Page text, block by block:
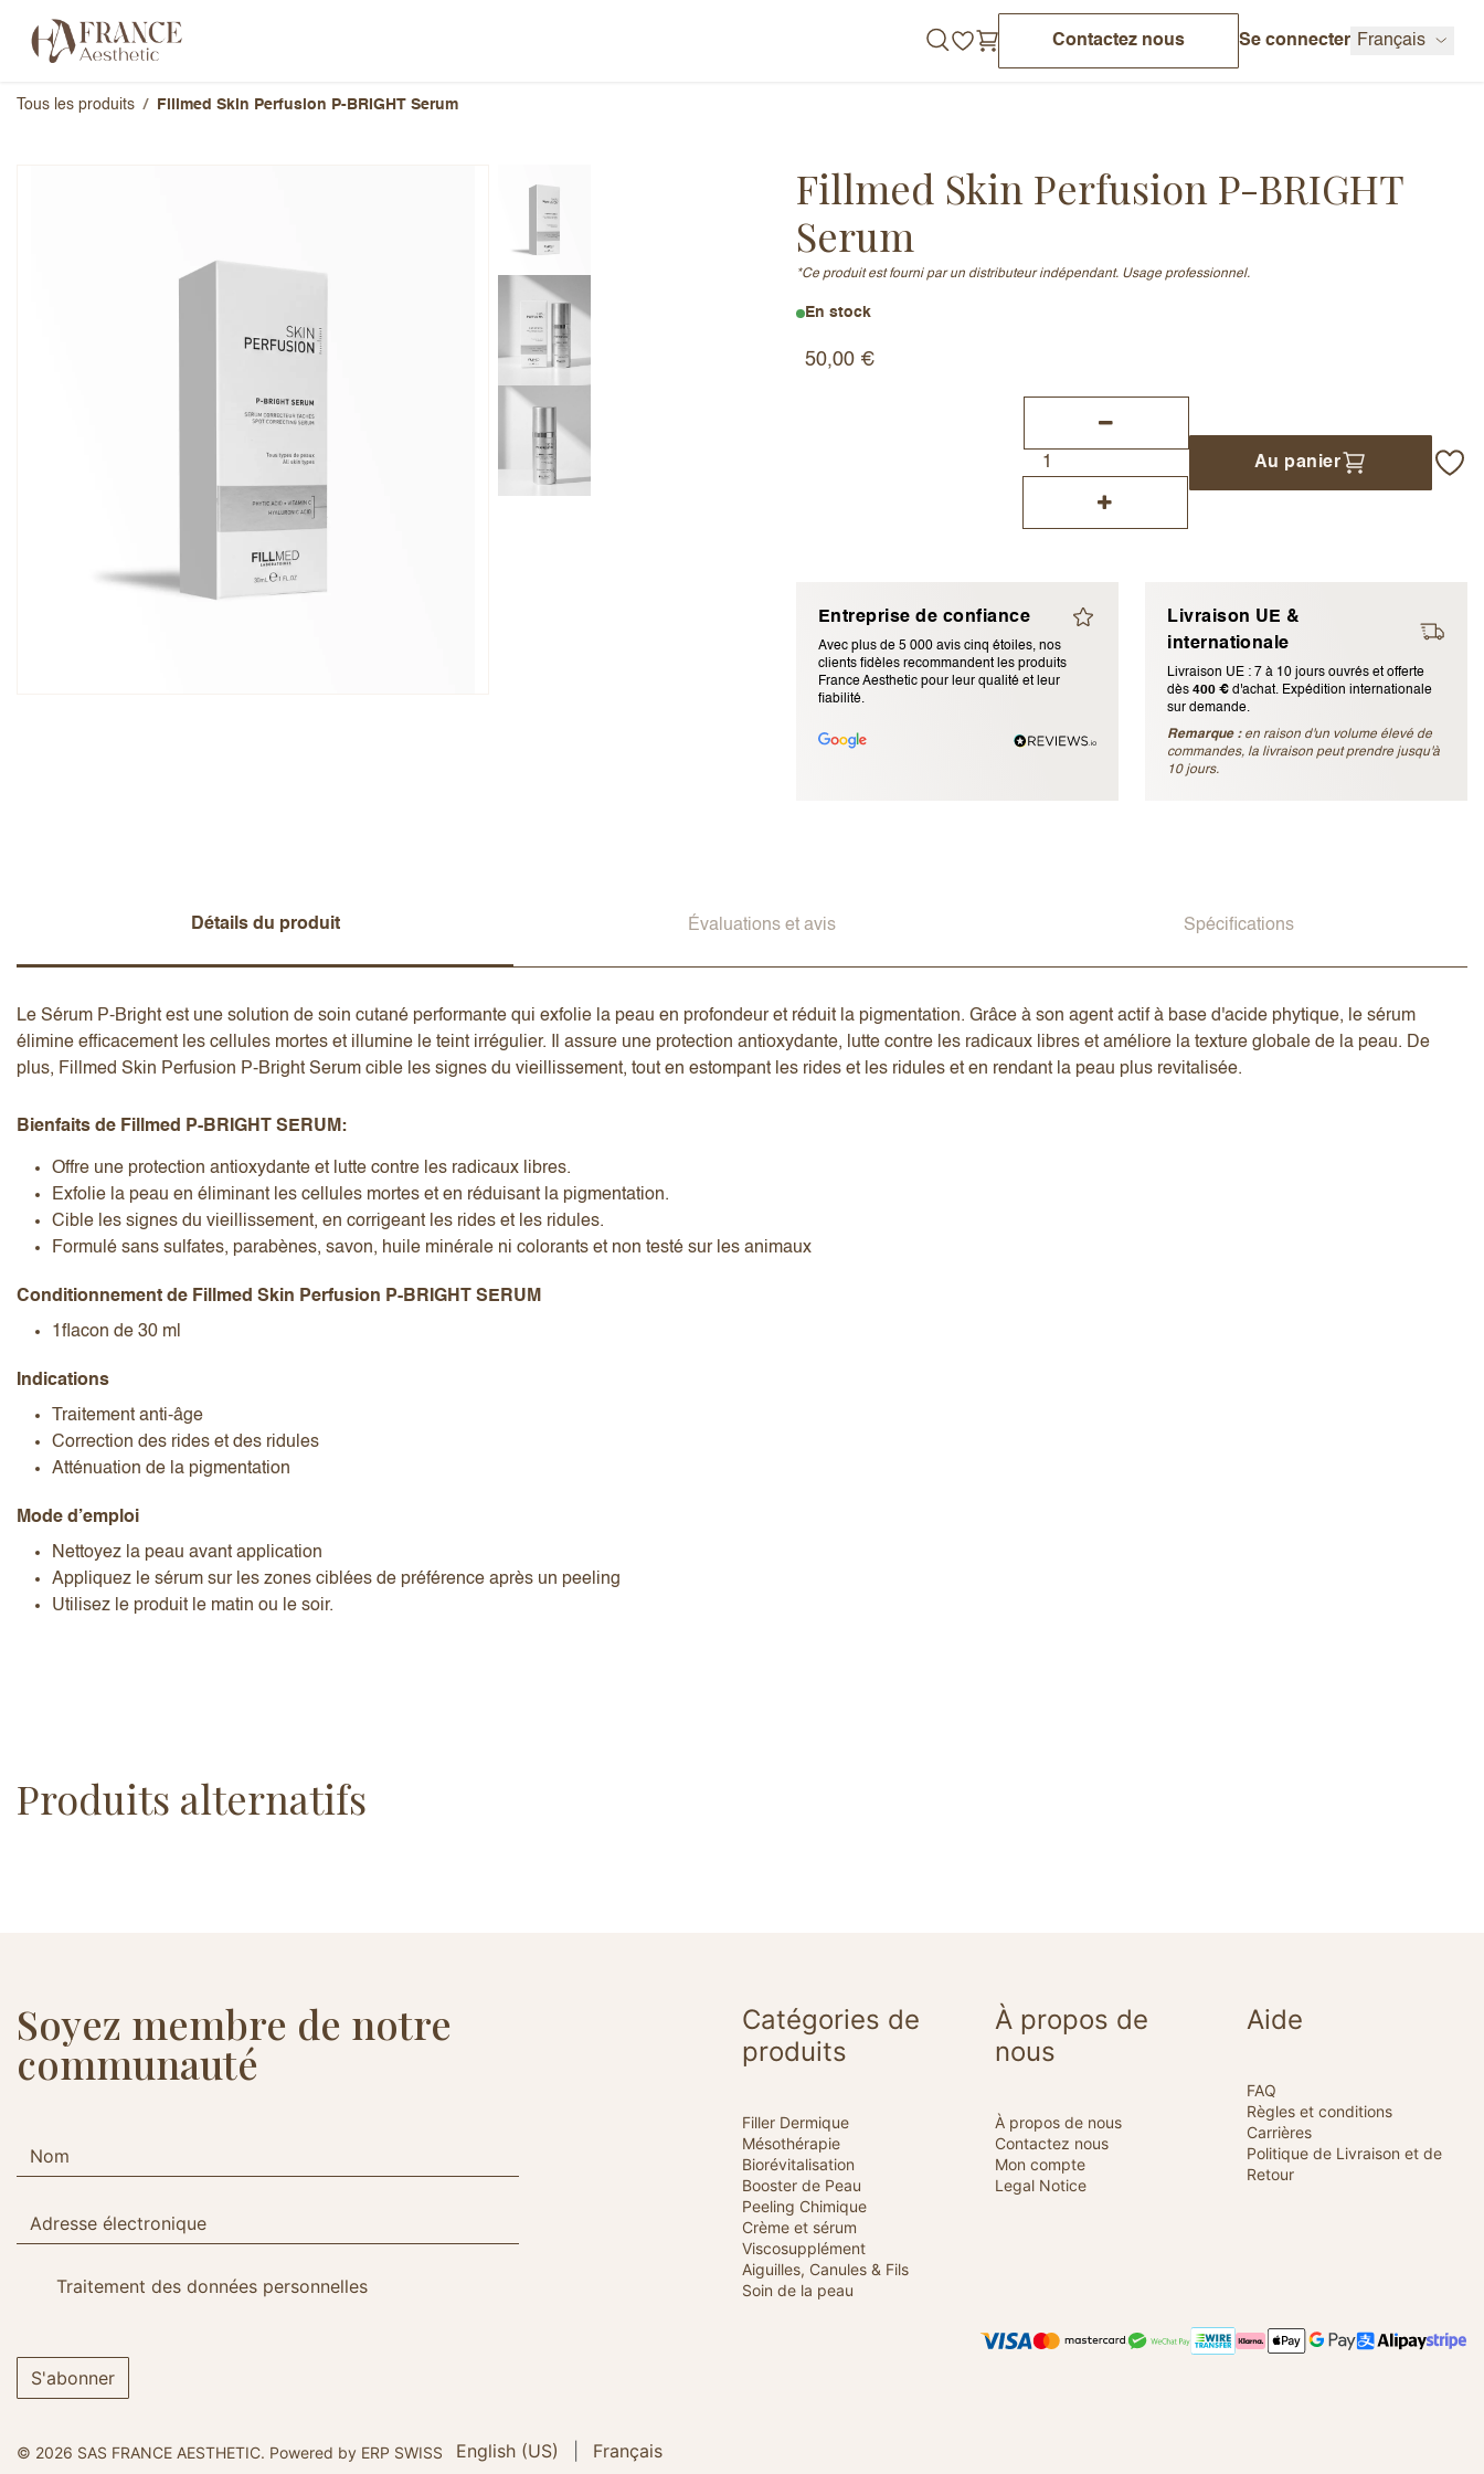
Contactez nous Se connecter Français
Tous les produits Fillmed Skin Perfusion P-BRIGHT Serum​
Fillmed Skin Perfusion P-BRIGHT
Serum​
*Ce produit est fourni par un distributeur indépendant. Usage professionnel.
En stock
50,00 €
Au panier
Entreprise de confiance
Avec plus de 5 000 avis cinq étoiles, nos
clients fidèles recommandent les produits
France Aesthetic pour leur qualité et leur
fiabilité.
Livraison UE &
internationale
Livraison UE : 7 à 10 jours ouvrés et offerte
dès400 €d'achat. Expédition internationale
sur demande.
Remarque : en raison d'un volume élevé de
commandes, la livraison peut prendre jusqu'à
10 jours.
Détails du produit Évaluations et avis Spécifications
Le Sérum P-Bright est une solution de soin cutané performante qui exfolie la peau en profondeur et réduit la pigmentation. Grâce à son agent actif à base d'acide phytique, le sérum
élimine efficacement les cellules mortes et illumine le teint irrégulier. Il assure une protection antioxydante, lutte contre les radicaux libres et améliore la texture globale de la peau. De
plus, Fillmed Skin Perfusion P-Bright Serum cible les signes du vieillissement, tout en estompant les rides et les ridules et en rendant la peau plus revitalisée.
Bienfaits de Fillmed P-BRIGHT SERUM:
Offre une protection antioxydante et lutte contre les radicaux libres.
Exfolie la peau en éliminant les cellules mortes et en réduisant la pigmentation.
Cible les signes du vieillissement, en corrigeant les rides et les ridules.
Formulé sans sulfates, parabènes, savon, huile minérale ni colorants et non testé sur les animaux
Conditionnement de Fillmed Skin Perfusion P-BRIGHT SERUM
1flacon de 30 ml
Indications
Traitement anti-âge
Correction des rides et des ridules
Atténuation de la pigmentation
Mode d’emploi
Nettoyez la peau avant application
Appliquez le sérum sur les zones ciblées de préférence après un peeling
Utilisez le produit le matin ou le soir.
Fillmed Skin Perfusion P-BRIGHT Serum​
Note globale
Adresse e-mail (ne sera pas publiée)
J’accepte lestermes et conditions
Produits alternatifs
Soyez membre de notre
communauté
Traitement des données personnelles
S'abonner
Catégories de
produits
Filler Dermique
Mésothérapie
Biorévitalisation
Booster de Peau
Peeling Chimique
Crème et sérum
Viscosupplément
Aiguilles, Canules & Fils
Soin de la peau
À propos de
nous
À propos de nous
Contactez nous
Mon compte
Legal Notice
Aide
FAQ
Règles et conditions
Carrières
Politique de Livraison et de
Retour
© 2026 SAS FRANCE AESTHETIC. Powered by ERP SWISS English (US) Français